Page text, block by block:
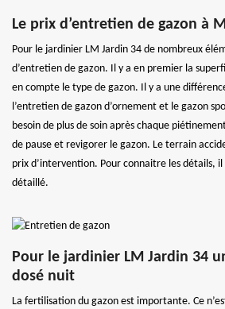
Le prix d’entretien de gazon à
Pour le jardinier LM Jardin 34 de nombreux
d’entretien de gazon. Il y a en premier la
en compte le type de gazon. Il y a une
l’entretien de gazon d’ornement et le gazon
besoin de plus de soin après chaque
de pause et revigorer le gazon. Le terrain
prix d’intervention. Pour connaitre les détails,
détaillé.
Pour le jardinier LM Jardin 34
dosé nuit
La fertilisation du gazon est importante. Ce